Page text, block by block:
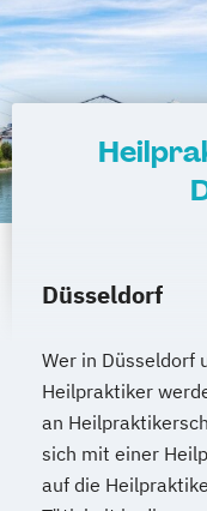
Düsseldorf
Wer in Düsseldorf
Heilpraktiker
an
sich mit einer
auf die